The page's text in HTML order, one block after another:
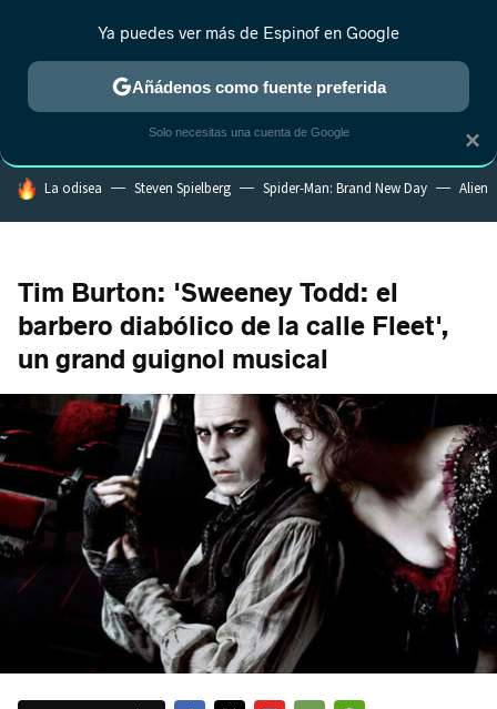
MENÚ NUEVO
ESTRENOS REALITY ANIME RANKINGS CINE
HOY SE HABLA DE
La odisea Steven Spielberg Spider-Man: Brand New Day Alien
Tim Burton: 'Sweeney Todd: el
barbero diabólico de la calle Fleet',
un grand guignol musical
×
Ya puedes ver más de Espinof en Google
Añádenos como fuente preferida
Solo necesitas una cuenta de Google